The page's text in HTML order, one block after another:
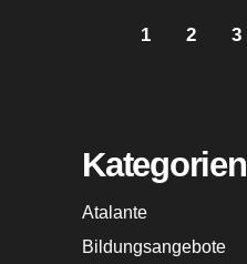
1 2 3
Kategorien
Atalante
Bildungsangebote